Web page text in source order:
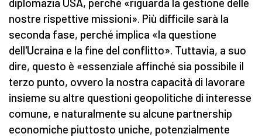
diplomazia USA, perché «riguarda la gestione delle
nostre rispettive missioni». Più difficile sarà la
seconda fase, perché implica «la questione
dell'Ucraina e la fine del conflitto». Tuttavia, a suo
dire, questo è «essenziale affinché sia possibile il
terzo punto, ovvero la nostra capacità di lavorare
insieme su altre questioni geopolitiche di interesse
comune, e naturalmente su alcune partnership
economiche piuttosto uniche, potenzialmente